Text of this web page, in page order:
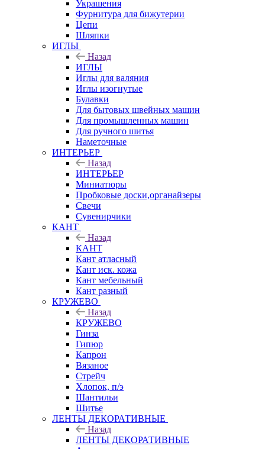
Украшения
Фурнитура для бижутерии
Цепи
Шляпки
ИГЛЫ
Назад
ИГЛЫ
Иглы для валяния
Иглы изогнутые
Булавки
Для бытовых швейных машин
Для промышленных машин
Для ручного шитья
Наметочные
ИНТЕРЬЕР
Назад
ИНТЕРЬЕР
Миниатюры
Пробковые доски,органайзеры
Свечи
Сувенирчики
КАНТ
Назад
КАНТ
Кант атласный
Кант иск. кожа
Кант мебельный
Кант разный
КРУЖЕВО
Назад
КРУЖЕВО
Гинза
Гипюр
Капрон
Вязаное
Стрейч
Хлопок, п/э
Шантильи
Шитье
ЛЕНТЫ ДЕКОРАТИВНЫЕ
Назад
ЛЕНТЫ ДЕКОРАТИВНЫЕ